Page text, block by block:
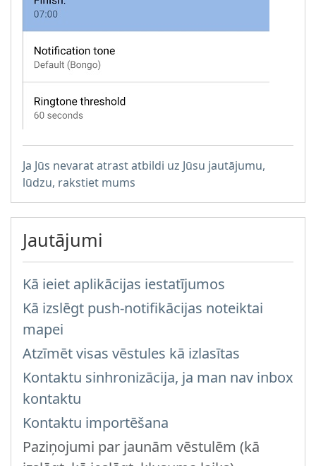
Ja Jūs nevarat atrast atbildi uz Jūsu jautājumu,
lūdzu, rakstiet mums
Jautājumi
Kā ieiet aplikācijas iestatījumos
Kā izslēgt push-notifikācijas noteiktai
mapei
Atzīmēt visas vēstules kā izlasītas
Kontaktu sinhronizācija, ja man nav inbox
kontaktu
Kontaktu importēšana
Paziņojumi par jaunām vēstulēm (kā